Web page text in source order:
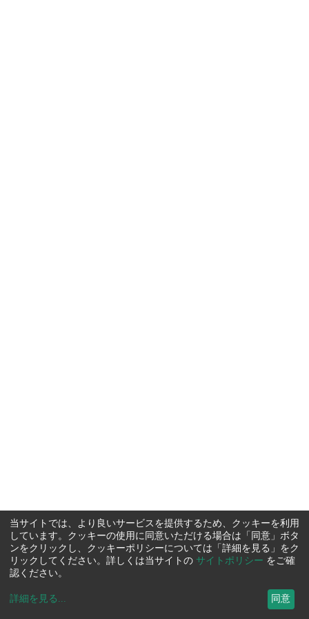
当サイトでは、より良いサービスを提供するため、クッキーを利用
しています。クッキーの使用に同意いただける場合は「同意」ボタ
ンをクリックし、クッキーポリシーについては「詳細を見る」をク
リックしてください。詳しくは当サイトの サイトポリシー をご確
認ください。
詳細を見る ... 同意